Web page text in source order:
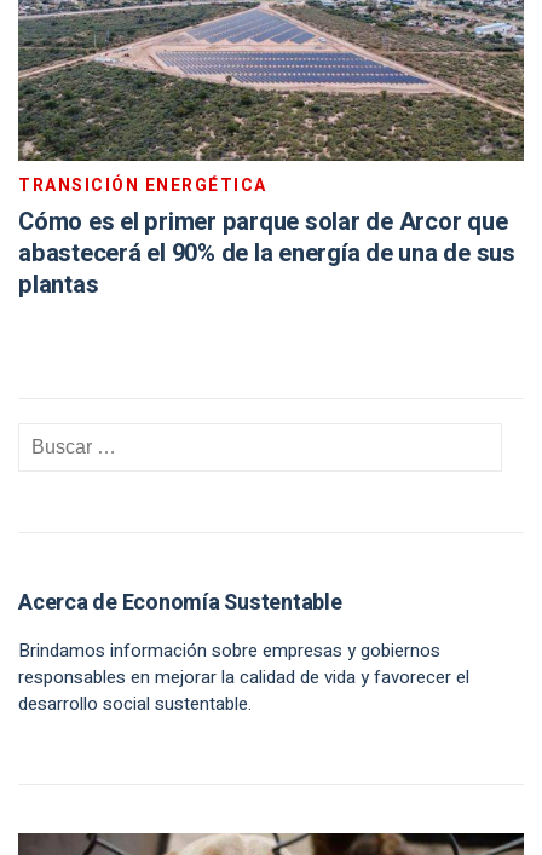
TRANSICIÓN ENERGÉTICA
Cómo es el primer parque solar de Arcor que
abastecerá el 90% de la energía de una de sus
plantas
Acerca de Economía Sustentable
Brindamos información sobre empresas y gobiernos
responsables en mejorar la calidad de vida y favorecer el
desarrollo social sustentable.